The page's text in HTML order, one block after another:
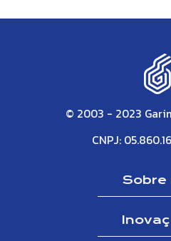
© 2003 - 2023
CNPJ:
Sobre